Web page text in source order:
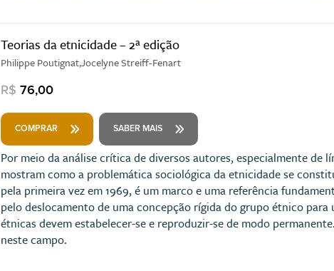
Teorias da etnicidade – 2ª edição
Philippe Poutignat,Jocelyne Streiff-Fenart
R$ 76,00
COMPRAR SABER MAIS
Por meio da análise crítica de diversos autores, especialmente de
mostram como a problemática sociológica da etnicidade se
pela primeira vez em 1969, é um marco e uma referência
pelo deslocamento de uma concepção rígida do grupo étnico
étnicas devem estabelecer-se e reproduzir-se de modo
neste campo.